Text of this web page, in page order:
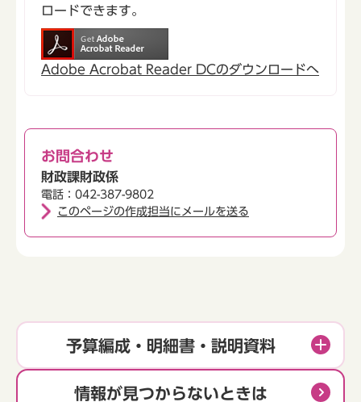
ロードできます。
Adobe Acrobat Reader DCのダウンロードへ
お問合わせ
財政課財政係
電話：042-387-9802
このページの作成担当にメールを送る
予算編成・明細書・説明資料
情報が見つからないときは